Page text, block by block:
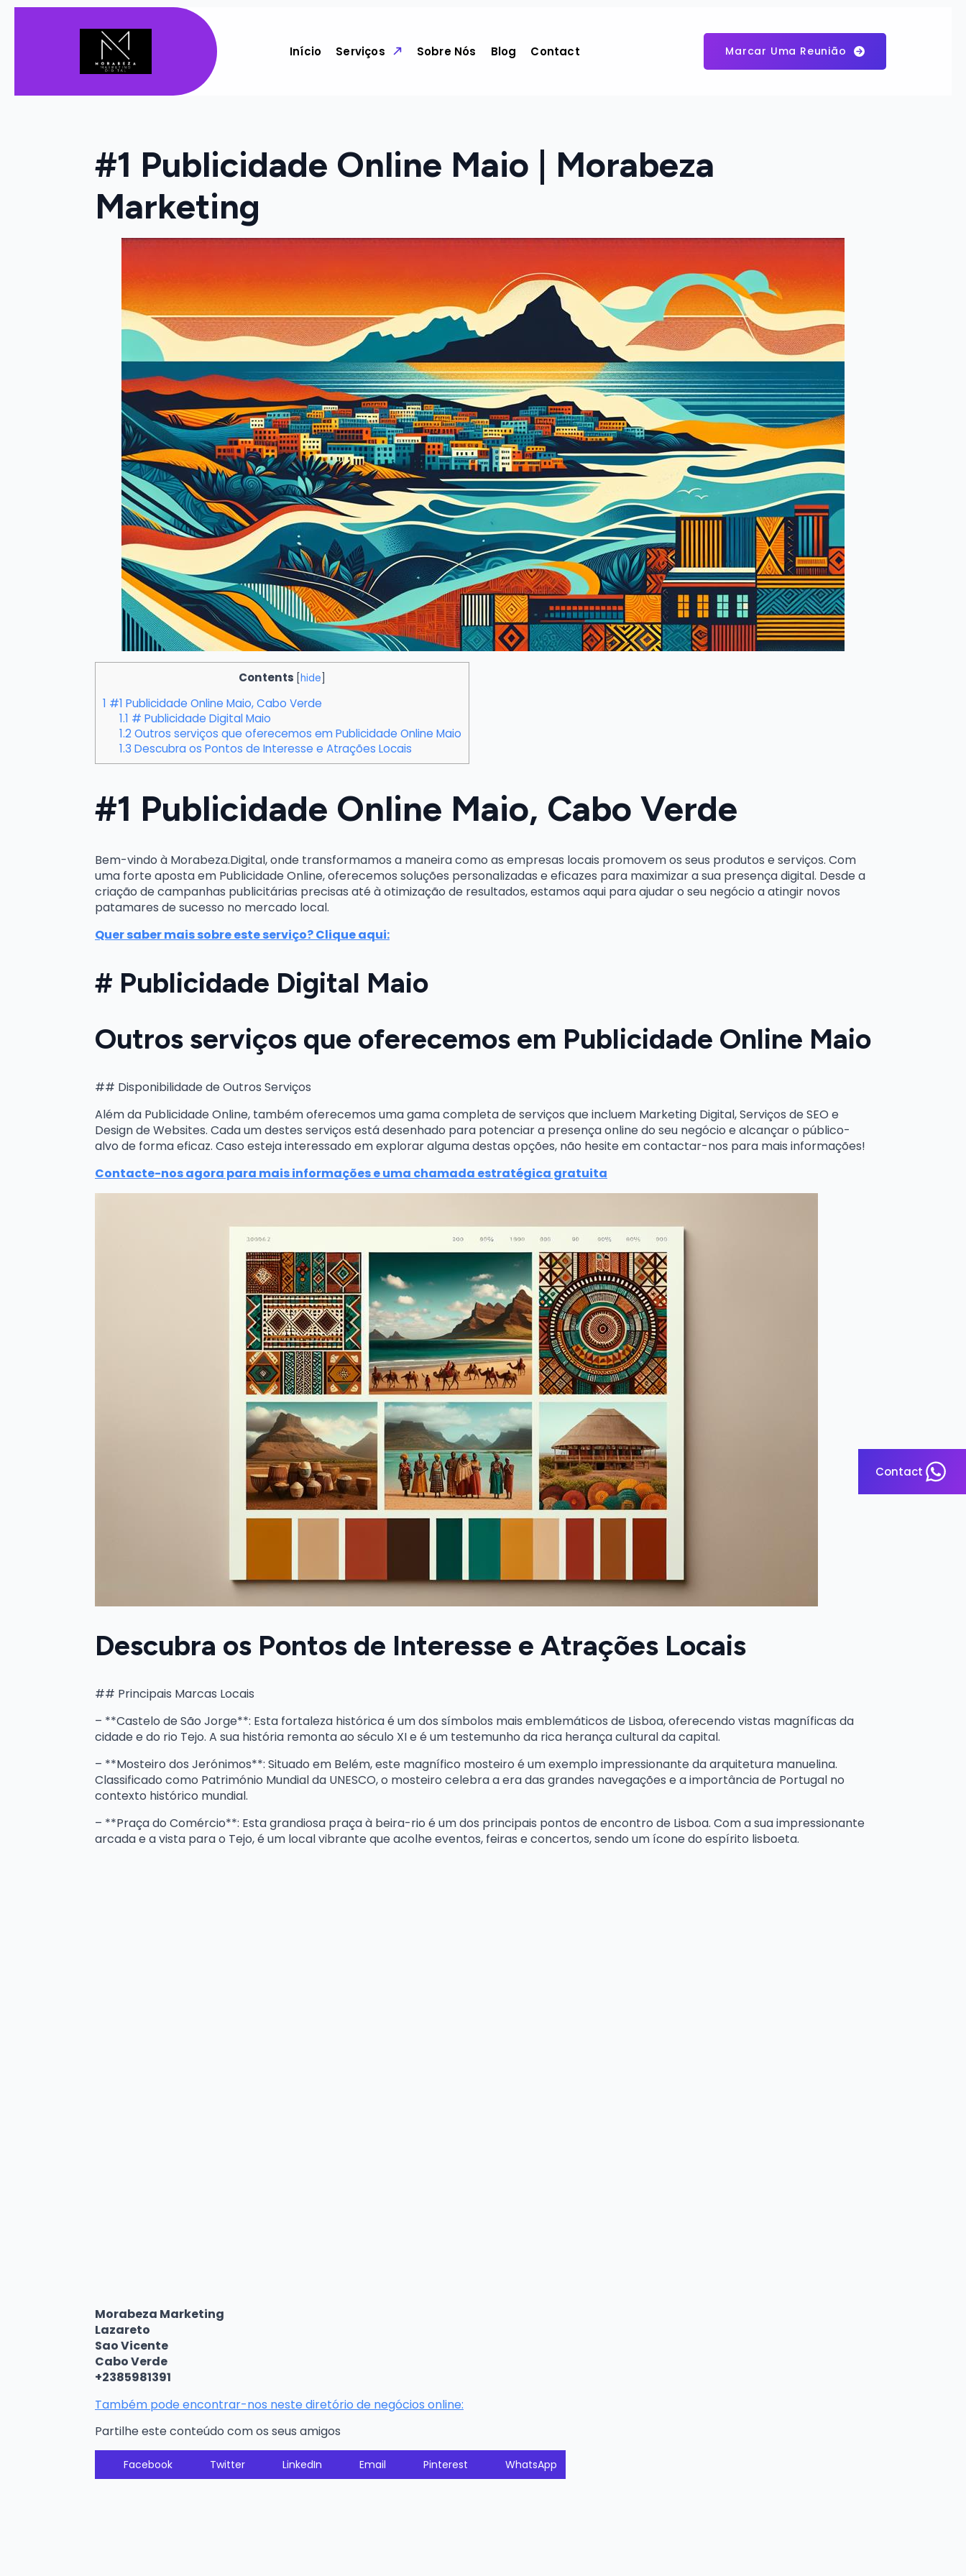
Início Serviços Sobre Nós Blog Contact Marcar Uma Reunião
#1 Publicidade Online Maio | Morabeza
Marketing
Contents [hide]
1 #1 Publicidade Online Maio, Cabo Verde
1.1 # Publicidade Digital Maio
1.2 Outros serviços que oferecemos em Publicidade Online Maio
1.3 Descubra os Pontos de Interesse e Atrações Locais
#1 Publicidade Online Maio, Cabo Verde
Bem-vindo à Morabeza.Digital, onde transformamos a maneira como as empresas locais promovem os seus produtos e serviços. Com
uma forte aposta em Publicidade Online, oferecemos soluções personalizadas e eficazes para maximizar a sua presença digital. Desde a
criação de campanhas publicitárias precisas até à otimização de resultados, estamos aqui para ajudar o seu negócio a atingir novos
patamares de sucesso no mercado local.
Quer saber mais sobre este serviço? Clique aqui:
# Publicidade Digital Maio
Outros serviços que oferecemos em Publicidade Online Maio
## Disponibilidade de Outros Serviços
Além da Publicidade Online, também oferecemos uma gama completa de serviços que incluem Marketing Digital, Serviços de SEO e
Design de Websites. Cada um destes serviços está desenhado para potenciar a presença online do seu negócio e alcançar o público-
alvo de forma eficaz. Caso esteja interessado em explorar alguma destas opções, não hesite em contactar-nos para mais informações!
Contacte-nos agora para mais informações e uma chamada estratégica gratuita
Descubra os Pontos de Interesse e Atrações Locais
## Principais Marcas Locais
– **Castelo de São Jorge**: Esta fortaleza histórica é um dos símbolos mais emblemáticos de Lisboa, oferecendo vistas magníficas da
cidade e do rio Tejo. A sua história remonta ao século XI e é um testemunho da rica herança cultural da capital.
– **Mosteiro dos Jerónimos**: Situado em Belém, este magnífico mosteiro é um exemplo impressionante da arquitetura manuelina.
Classificado como Património Mundial da UNESCO, o mosteiro celebra a era das grandes navegações e a importância de Portugal no
contexto histórico mundial.
– **Praça do Comércio**: Esta grandiosa praça à beira-rio é um dos principais pontos de encontro de Lisboa. Com a sua impressionante
arcada e a vista para o Tejo, é um local vibrante que acolhe eventos, feiras e concertos, sendo um ícone do espírito lisboeta.
Morabeza Marketing
Lazareto
Sao Vicente
Cabo Verde
+2385981391
Também pode encontrar-nos neste diretório de negócios online:
Partilhe este conteúdo com os seus amigos
Facebook Twitter LinkedIn Email Pinterest WhatsApp
Contact